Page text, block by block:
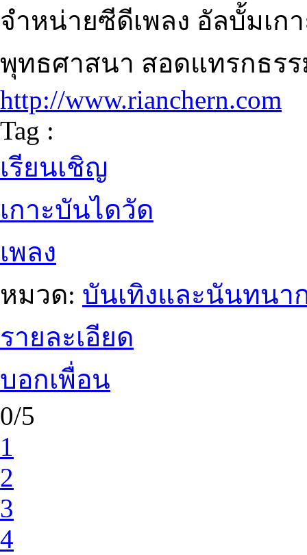
จำหน่ายซีดีเพลง อัลบั้มเก
พุทธศาสนา สอดแทรกธรร
http://www.rianchern.com
Tag :
เรียนเชิญ
เกาะบันไดวัด
เพลง
หมวด: บันเทิงและนันทนา
รายละเอียด
บอกเพื่อน
0/5
1
2
3
4